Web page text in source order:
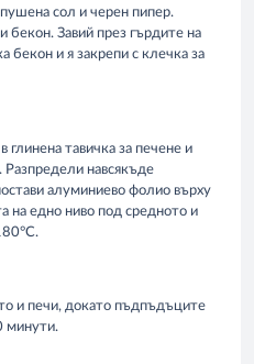
сол и черен пипер.
бекон. Завий през гърдите на
бекон и я закрепи с клечка за
глинена тавичка за печене и
навсякъде
алуминиево фолио върху
на едно ниво под средното и
и печи, докато пъдпъдъците
минути.